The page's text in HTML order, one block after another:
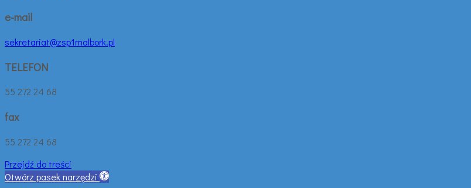
e-mail
sekretariat@zsp1malbork.pl
TELEFON
55 272 24 68
fax
55 272 24 68
Przejdź do treści
Otwórz pasek narzędzi